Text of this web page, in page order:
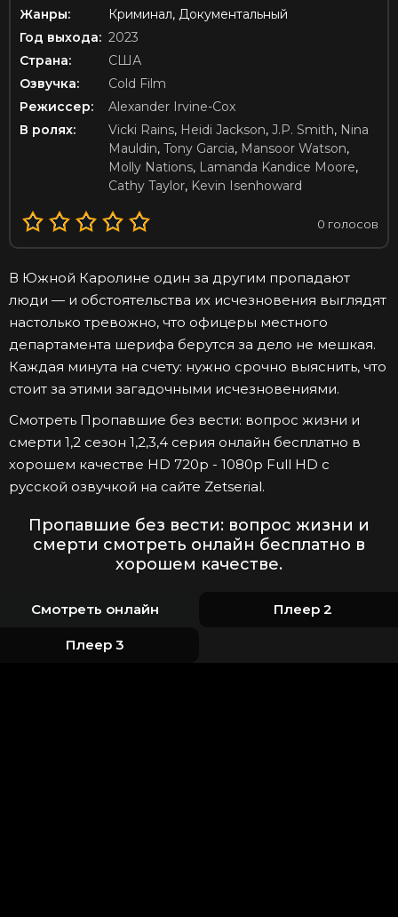
Жанры:
Криминал, Документальный
Год выхода: 2023
Страна:
США
Озвучка:
Cold Film
Режиссер:
Alexander Irvine-Cox
В ролях:
Vicki Rains, Heidi Jackson, J.P. Smith, Nina
Mauldin, Tony Garcia, Mansoor Watson,
Molly Nations, Lamanda Kandice Moore,
Cathy Taylor, Kevin Isenhoward
0 голосов
В Южной Каролине один за другим пропадают
люди — и обстоятельства их исчезновения выглядят
настолько тревожно, что офицеры местного
департамента шерифа берутся за дело не мешкая.
Каждая минута на счету: нужно срочно выяснить, что
стоит за этими загадочными исчезновениями.
Смотреть Пропавшие без вести: вопрос жизни и
смерти 1,2 сезон 1,2,3,4 серия онлайн бесплатно в
хорошем качестве HD 720p - 1080p Full HD с
русской озвучкой на сайте Zetserial.
Пропавшие без вести: вопрос жизни и
смерти смотреть онлайн бесплатно в
хорошем качестве.
Смотреть онлайн Плеер 2
Плеер 3